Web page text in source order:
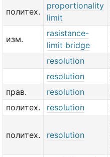
политех.
proportionality
limit
изм.
rasistance-
limit bridge
resolution
resolution
прав.
resolution
политех.
resolution
политех. resolution